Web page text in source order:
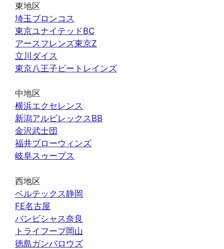
東地区
埼玉ブロンコス
東京ユナイテッドBC
アースフレンズ東京Z
立川ダイス
東京八王子ビートレインズ
中地区
横浜エクセレンス
新潟アルビレックスBB
金沢武士団
福井ブローウィンズ
岐阜スゥープス
西地区
ベルテックス静岡
FE名古屋
バンビシャス奈良
トライフープ岡山
徳島ガンバロウズ